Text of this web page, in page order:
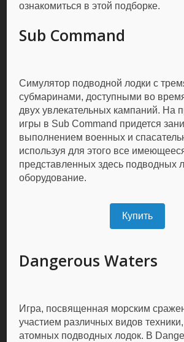
ознакомиться в этой подборке.
Sub Command
Симулятор подводной лодки с
субмаринами, доступными во
двух увлекательных кампаний. На
игры в Sub Command придется
выполнением военных и
используя для этого все
представленных здесь подводных
оборудование.
Купить
Dangerous Waters
Игра, посвященная морским
участием различных видов
атомных подводных лодок. В